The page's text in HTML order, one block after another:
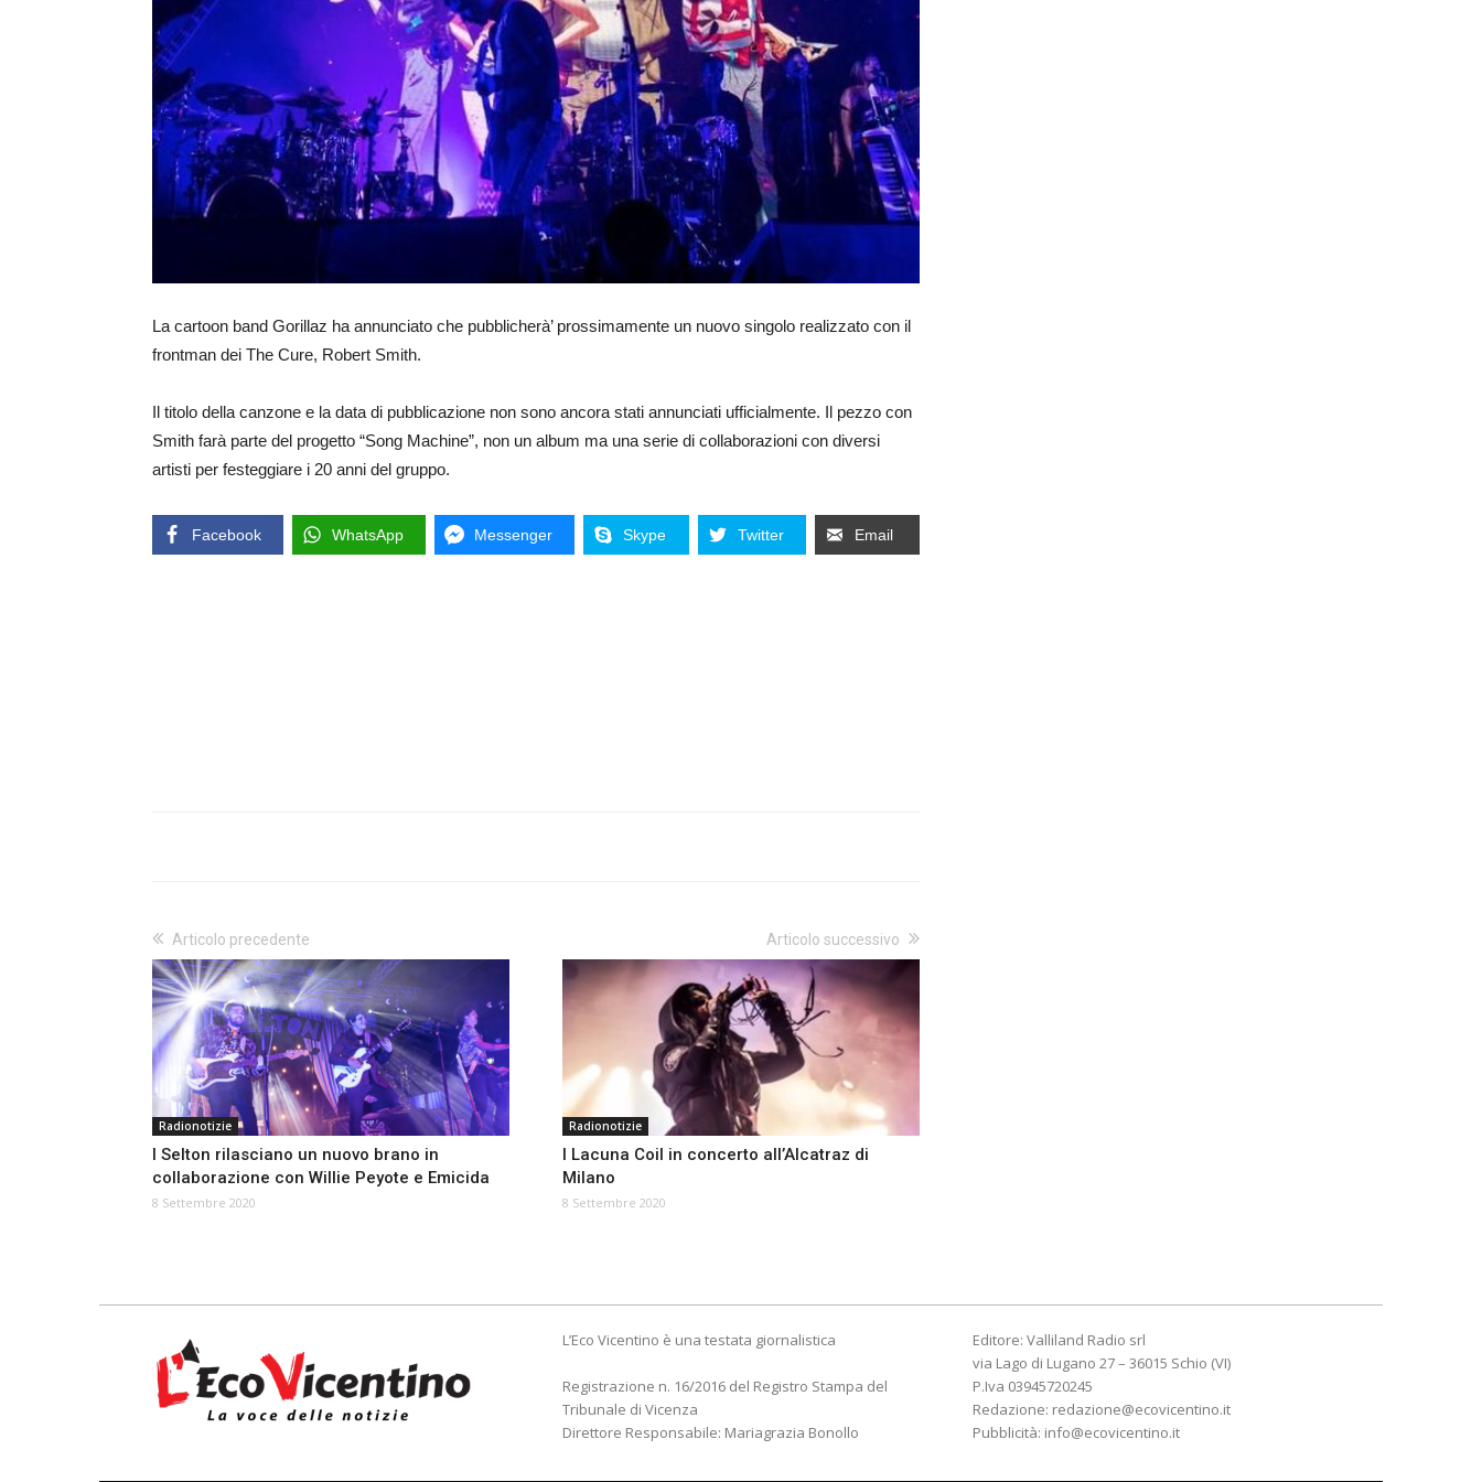
La cartoon band Gorillaz ha annunciato che pubblicherà’ prossimamente un nuovo singolo realizzato con il
frontman dei The Cure, Robert Smith.
Il titolo della canzone e la data di pubblicazione non sono ancora stati annunciati ufficialmente. Il pezzo con
Smith farà parte del progetto “Song Machine”, non un album ma una serie di collaborazioni con diversi
artisti per festeggiare i 20 anni del gruppo.
Facebook WhatsApp Messenger Skype Twitter Email
Articolo precedente
Radionotizie
I Selton rilasciano un nuovo brano in
collaborazione con Willie Peyote e Emicida
8 Settembre 2020
Articolo successivo
Radionotizie
I Lacuna Coil in concerto all’Alcatraz di
Milano
8 Settembre 2020
L’Eco Vicentino è una testata giornalistica
Registrazione n. 16/2016 del Registro Stampa del
Tribunale di Vicenza
Direttore Responsabile: Mariagrazia Bonollo
Editore: Valliland Radio srl
via Lago di Lugano 27 – 36015 Schio (VI)
P.Iva 03945720245
Redazione: redazione@ecovicentino.it
Pubblicità: info@ecovicentino.it